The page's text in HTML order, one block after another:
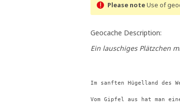
Please noteUse of
Geocache Description:
Ein lauschiges Plätzchen
Im sanften Hügelland des
Vom Gipfel aus hat man